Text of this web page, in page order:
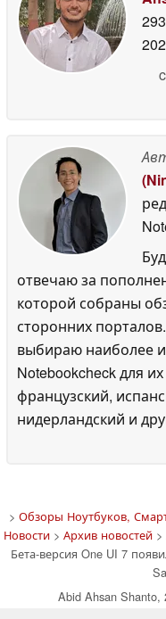
отвечаю за
которой собраны
сторонних
выбираю наиболее
Notebookcheck для
французский,
нидерландский и
> Обзоры Ноутбуков,
Новости> Архив новостей>
Бета-версия One UI 7
Abid Ahsan Shanto,